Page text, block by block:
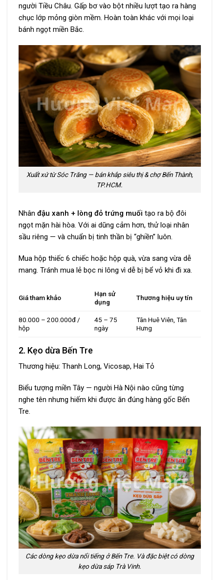
người Tiều Châu. Gấp bơ vào bột nhiều lượt tạo ra hàng
chục lớp mỏng giòn mềm. Hoàn toàn khác với mọi loại
bánh ngọt miền Bắc.
Xuất xứ từ Sóc Trăng — bán khắp siêu thị & chợ Bến Thành,
TP.HCM.
Nhân đậu xanh + lòng đỏ trứng muối tạo ra bộ đôi
ngọt mặn hài hòa. Với ai dũng cảm hơn, thử loại nhân
sầu riêng — và chuẩn bị tinh thần bị “ghiền” luôn.
Mua hộp thiếc 6 chiếc hoặc hộp quà, vừa sang vừa dễ
mang. Tránh mua lẻ bọc ni lông vì dễ bị bể vỏ khi đi xa.
Giá tham khảo
Hạn sử
dụng
Thương hiệu uy tín
80.000 – 200.000đ /
hộp
45 – 75
ngày
Tân Huê Viên, Tân
Hưng
2. Kẹo dừa Bến Tre
Thương hiệu: Thanh Long, Vicosap, Hai Tỏ
Biểu tượng miền Tây — người Hà Nội nào cũng từng
nghe tên nhưng hiếm khi được ăn đúng hàng gốc Bến
Tre.
Các dòng kẹo dừa nổi tiếng ở Bến Tre. Và đặc biệt có dòng
kẹo dừa sáp Trà Vinh.